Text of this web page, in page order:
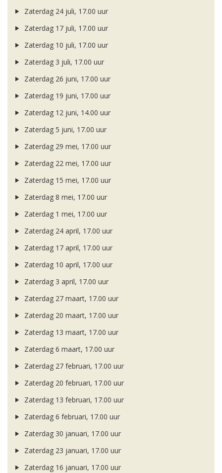
Zaterdag 24 juli, 17.00 uur
Zaterdag 17 juli, 17.00 uur
Zaterdag 10 juli, 17.00 uur
Zaterdag 3 juli, 17.00 uur
Zaterdag 26 juni, 17.00 uur
Zaterdag 19 juni, 17.00 uur
Zaterdag 12 juni, 14.00 uur
Zaterdag 5 juni, 17.00 uur
Zaterdag 29 mei, 17.00 uur
Zaterdag 22 mei, 17.00 uur
Zaterdag 15 mei, 17.00 uur
Zaterdag 8 mei, 17.00 uur
Zaterdag 1 mei, 17.00 uur
Zaterdag 24 april, 17.00 uur
Zaterdag 17 april, 17.00 uur
Zaterdag 10 april, 17.00 uur
Zaterdag 3 april, 17.00 uur
Zaterdag 27 maart, 17.00 uur
Zaterdag 20 maart, 17.00 uur
Zaterdag 13 maart, 17.00 uur
Zaterdag 6 maart, 17.00 uur
Zaterdag 27 februari, 17.00 uur
Zaterdag 20 februari, 17.00 uur
Zaterdag 13 februari, 17.00 uur
Zaterdag 6 februari, 17.00 uur
Zaterdag 30 januari, 17.00 uur
Zaterdag 23 januari, 17.00 uur
Zaterdag 16 januari, 17.00 uur